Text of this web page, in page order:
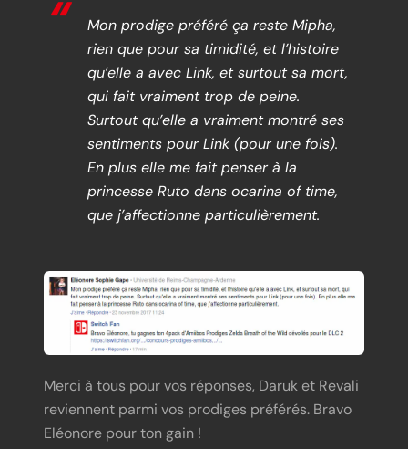
Mon prodige préféré ça reste Mipha,
rien que pour sa timidité, et l’histoire
qu’elle a avec Link, et surtout sa mort,
qui fait vraiment trop de peine.
Surtout qu’elle a vraiment montré ses
sentiments pour Link (pour une fois).
En plus elle me fait penser à la
princesse Ruto dans ocarina of time,
que j’affectionne particulièrement.
Merci à tous pour vos réponses, Daruk et Revali
reviennent parmi vos prodiges préférés. Bravo
Eléonore pour ton gain !